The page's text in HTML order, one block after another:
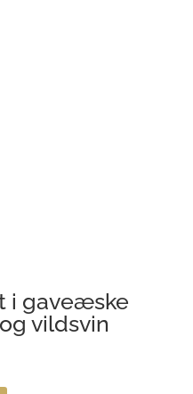
i gaveæske
vildsvin